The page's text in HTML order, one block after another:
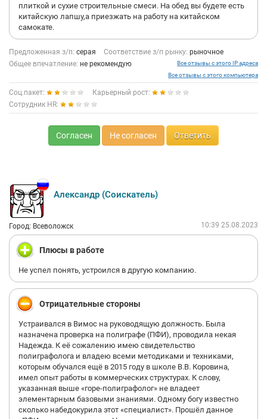
плиткой и сухие строительные смеси. На обед вы будете есть
китайскую лапшу,а приезжать на работу на китайском
самокате.
Предложенная з/п: серая Соответствие з/п рынку: рыночное
Общее впечатление: не рекомендую
Все отзывы с этого IP адреса
Все отзывы с этого компьютера
Соц.пакет:
Карьерный рост:
Сотрудник HR:
Согласен Не согласен Ответить
Александр (Соискатель)
Город: Всеволожск 10:39 25.08.2023
Плюсы в работе
Не успел понять, устроился в другую компанию.
Отрицательные стороны
Устраивался в Вимос на руководящую должность. Была
назначена проверка на полиграфе (ПФИ), проводила некая
Надежда. К её сожалению имею свидетельство
полиграфолога и владею всеми методиками и техниками,
которым обучался ещё в 2015 году в школе В.В. Коровина,
имел опыт работы в коммерческих структурах. К слову,
указанная выше «горе-полиграфолог» не владеет
элементарным базовыми знаниями. Одному богу известно
сколько набедокурила этот «специалист». Прошёл данное